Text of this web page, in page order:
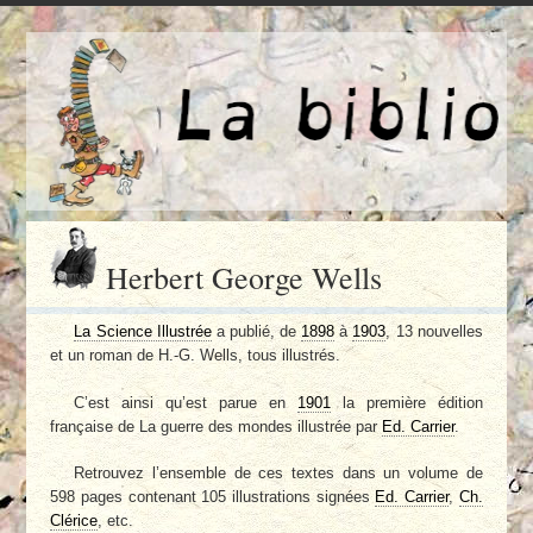
Herbert George Wells
La Science Illustréea publié, de1898 à 1903, 13 nouvelles
et un roman de H.-G. Wells, tous illustrés.
C’est ainsi qu’est parue en1901 la première édition
française de La guerre des mondes illustrée par Ed. Carrier.
Retrouvez l’ensemble de ces textes dans un volume de
598 pages contenant 105 illustrations signées Ed. Carrier, Ch.
Clérice, etc.